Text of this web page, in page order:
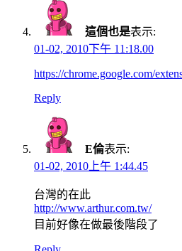
這個也是表示:
01-02, 2010下午 11:18.00
https://chrome.google.com/
Reply
E倫表示:
01-02, 2010上午 1:44.45
台灣的在此
http://www.arthur.com.tw/
目前好像在做最後階段了